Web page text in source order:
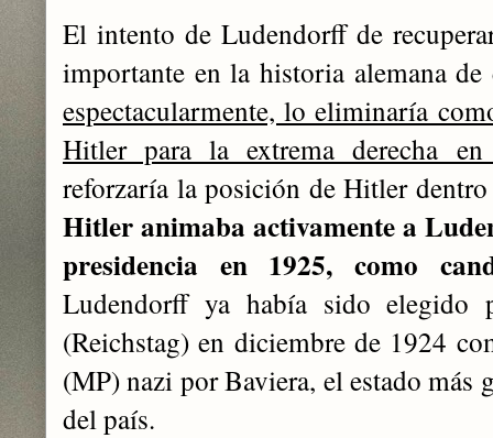
El intento de Ludendorff de
importante en la historia alemana
espectacularmente, lo eliminaría
Hitler para la extrema derecha en
reforzaría la posición de Hitler
Hitler animaba activamente a
presidencia en 1925, como
Ludendorff ya había sido elegido
(Reichstag) en diciembre de 1924
(MP) nazi por Baviera, el estado más
del país.